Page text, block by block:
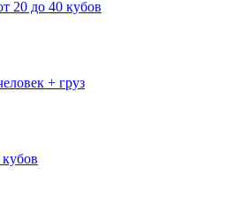
20 до 40 кубов
+ груз